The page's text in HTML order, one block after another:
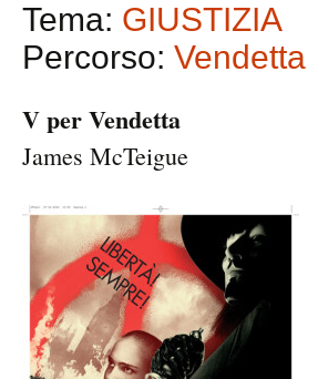
Tema: GIUSTIZIA
Percorso: Vendetta
V per Vendetta
James McTeigue